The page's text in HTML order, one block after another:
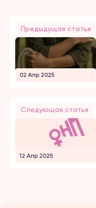
Предыдущая статья
02 Апр 2025
Следующая статья
12 Апр 2025